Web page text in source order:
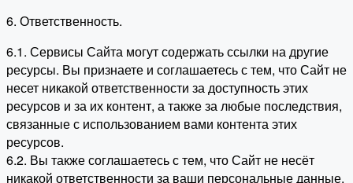
6. Ответственность.
6.1. Сервисы Сайта могут содержать ссылки на другие
ресурсы. Вы признаете и соглашаетесь с тем, что Сайт не
несет никакой ответственности за доступность этих
ресурсов и за их контент, а также за любые последствия,
связанные с использованием вами контента этих
ресурсов.
6.2. Вы также соглашаетесь с тем, что Сайт не несёт
никакой ответственности за ваши персональные данные,